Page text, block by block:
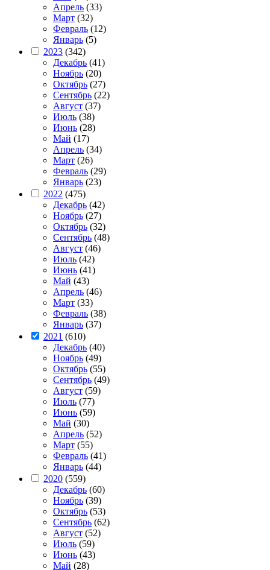
Апрель (33)
Март (32)
Февраль (12)
Январь (5)
2023 (342)
Декабрь (41)
Ноябрь (20)
Октябрь (27)
Сентябрь (22)
Август (37)
Июль (38)
Июнь (28)
Май (17)
Апрель (34)
Март (26)
Февраль (29)
Январь (23)
2022 (475)
Декабрь (42)
Ноябрь (27)
Октябрь (32)
Сентябрь (48)
Август (46)
Июль (42)
Июнь (41)
Май (43)
Апрель (46)
Март (33)
Февраль (38)
Январь (37)
2021 (610)
Декабрь (40)
Ноябрь (49)
Октябрь (55)
Сентябрь (49)
Август (59)
Июль (77)
Июнь (59)
Май (30)
Апрель (52)
Март (55)
Февраль (41)
Январь (44)
2020 (559)
Декабрь (60)
Ноябрь (39)
Октябрь (53)
Сентябрь (62)
Август (52)
Июль (59)
Июнь (43)
Май (28)